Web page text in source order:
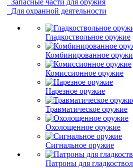
Запасные части для оружия
Для охранной деятельности
Гладкоствольное оружие
Комбинированное
Комиссионное оружие
Нарезное оружие
Травматическое оружие
Охолощенное оружие
Сигнальное оружие
Патроны для